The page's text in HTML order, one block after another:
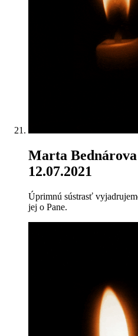
Marta Bednárova
12.07.2021
Úprimnú sústrasť
jej o Pane.